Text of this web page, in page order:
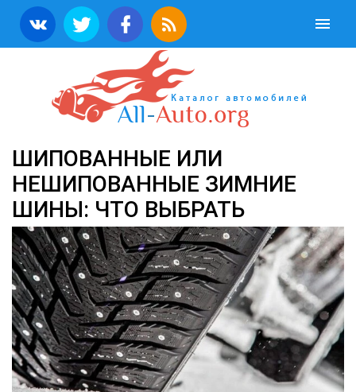
ШИПОВАННЫЕ ИЛИ
НЕШИПОВАННЫЕ ЗИМНИЕ
ШИНЫ: ЧТО ВЫБРАТЬ